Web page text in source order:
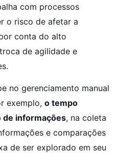
com processos
o risco de afetar a
conta do alto
de agilidade e
no gerenciamento manual
exemplo, o tempo
de informações, na coleta
e comparações
de ser explorado em seu